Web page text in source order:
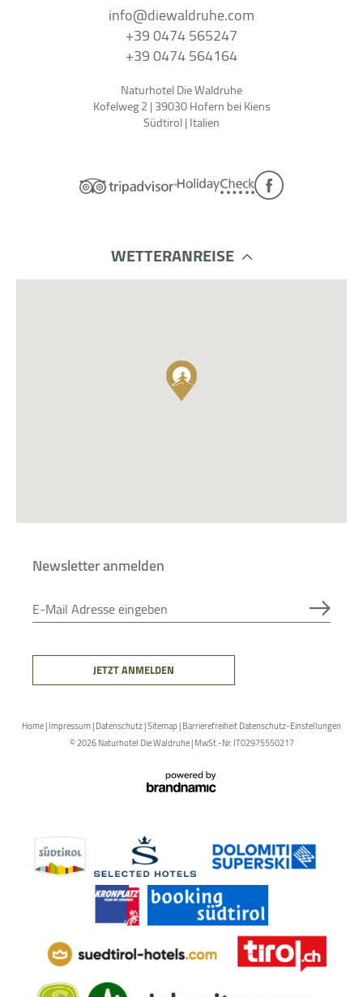
info@diewaldruhe.com
+39 0474 565247
+39 0474 564164
Naturhotel Die Waldruhe
Kofelweg 2 | 39030 Hofern bei Kiens
Südtirol | Italien
WETTERANREISE
Newsletter anmelden
E-Mail Adresse eingeben
JETZT ANMELDEN
Home|Impressum|Datenschutz|Sitemap|BarrierefreiheitDatenschutz-Einstellungen
© 2026 Naturhotel Die Waldruhe|MwSt.-Nr. IT02975550217